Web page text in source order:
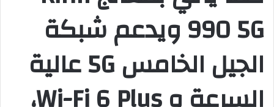
990 5G ويدعم شبكة
الجيل الخامس 5G عالية